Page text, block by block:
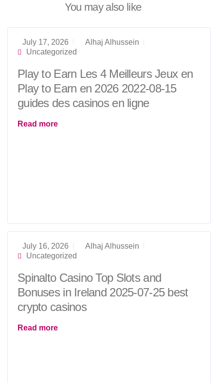
You may also like
July 17, 2026
Alhaj Alhussein
Uncategorized
Play to Earn Les 4 Meilleurs Jeux en
Play to Earn en 2026 2022-08-15
guides des casinos en ligne
Read more
July 16, 2026
Alhaj Alhussein
Uncategorized
Spinalto Casino Top Slots and
Bonuses in Ireland 2025-07-25 best
crypto casinos
Read more